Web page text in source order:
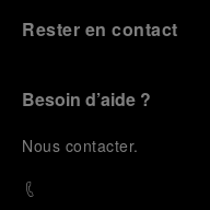
Rester en contact
Besoin d’aide ?
Nous contacter.